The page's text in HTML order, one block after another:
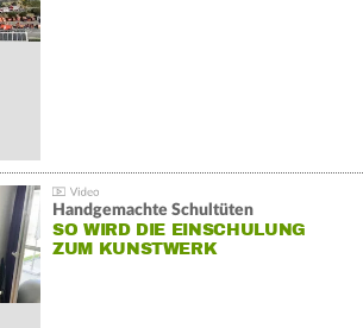
Handgemachte Schultüten
SO WIRD DIE EINSCHULUNG
ZUM KUNSTWERK